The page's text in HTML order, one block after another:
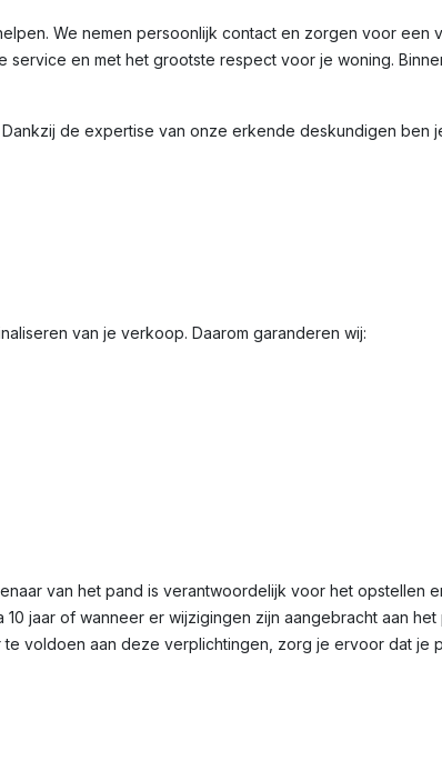
We nemen persoonlijk contact en zorgen voor een
en met het grootste respect voor je woning.
de expertise van onze erkende deskundigen ben
van je verkoop. Daarom garanderen wij:
van het pand is verantwoordelijk voor het opstellen
jaar of wanneer er wijzigingen zijn aangebracht aan het
voldoen aan deze verplichtingen, zorg je ervoor dat je